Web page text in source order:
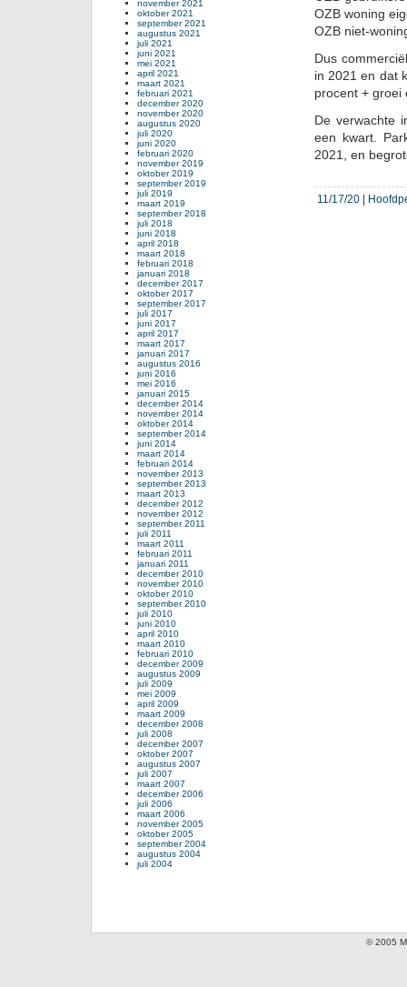
OZB woning
OZB niet-
Dus
in 2021 en dat
procent + groei
De verwachte
een kwart.
2021, en
11/17/20
november 2021
oktober 2021
september 2021
augustus 2021
juli 2021
juni 2021
mei 2021
april 2021
maart 2021
februari 2021
december 2020
november 2020
augustus 2020
juli 2020
juni 2020
februari 2020
november 2019
oktober 2019
september 2019
juli 2019
maart 2019
september 2018
juli 2018
juni 2018
april 2018
maart 2018
februari 2018
januari 2018
december 2017
oktober 2017
september 2017
juli 2017
juni 2017
april 2017
maart 2017
januari 2017
augustus 2016
juni 2016
mei 2016
januari 2015
december 2014
november 2014
oktober 2014
september 2014
juni 2014
maart 2014
februari 2014
november 2013
september 2013
maart 2013
december 2012
november 2012
september 2011
juli 2011
maart 2011
februari 2011
januari 2011
december 2010
november 2010
oktober 2010
september 2010
juli 2010
juni 2010
april 2010
maart 2010
februari 2010
december 2009
augustus 2009
juli 2009
mei 2009
april 2009
maart 2009
december 2008
juli 2008
december 2007
oktober 2007
augustus 2007
juli 2007
maart 2007
december 2006
juli 2006
maart 2006
november 2005
oktober 2005
september 2004
augustus 2004
juli 2004
© 2005